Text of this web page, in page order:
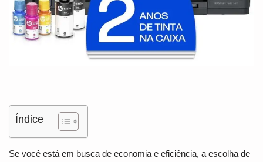
Índice
Se você está em busca de economia e eficiência, a escolha de